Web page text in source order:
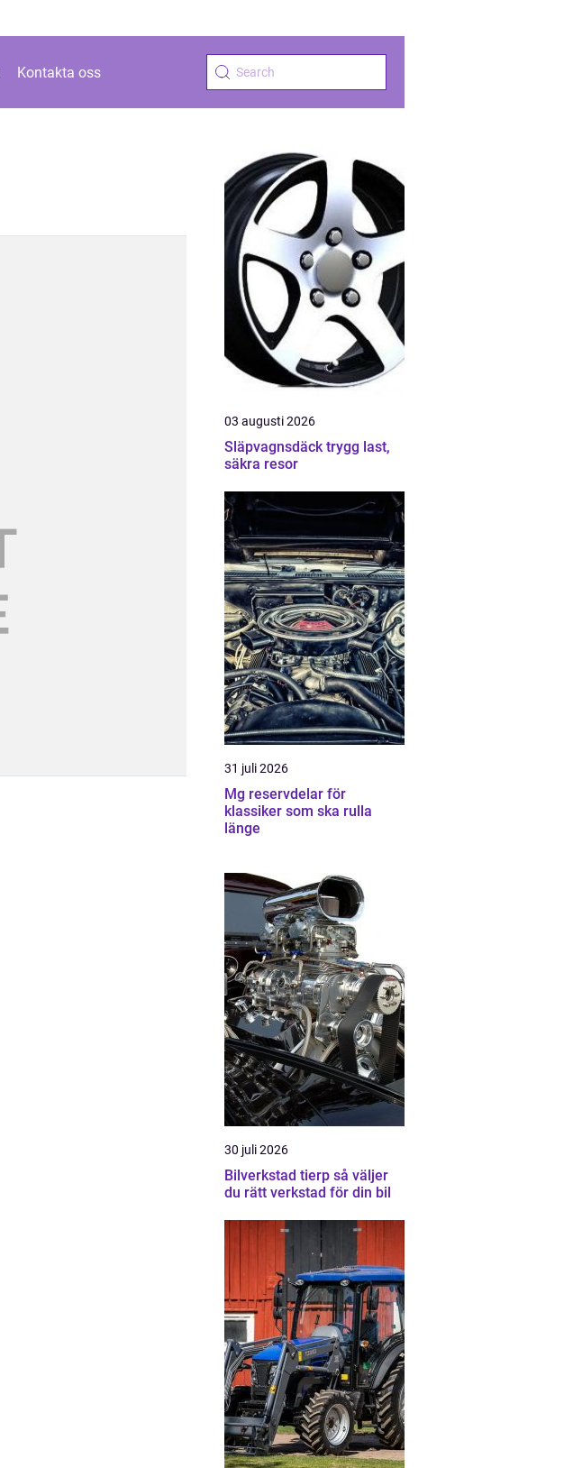
Kontakta oss
03 augusti 2026
Släpvagnsdäck trygg last,
säkra resor
31 juli 2026
Mg reservdelar för
klassiker som ska rulla
länge
30 juli 2026
Bilverkstad tierp så väljer
du rätt verkstad för din bil